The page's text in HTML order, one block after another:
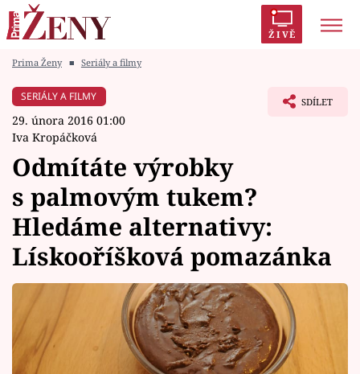
ŽIVĚ
Módní alarm
Témata
Celebrity
Vztahy
Seriály
Horoskopy
Prima Ženy ■ Seriály a filmy
SERIÁLY A FILMY
29. února 2016 01:00
Iva Kropáčková
SDÍLET
Odmítáte výrobky
s palmovým tukem?
Hledáme alternativy:
Lískooříšková pomazánka